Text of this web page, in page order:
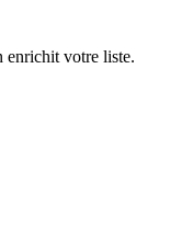
enrichit votre liste.